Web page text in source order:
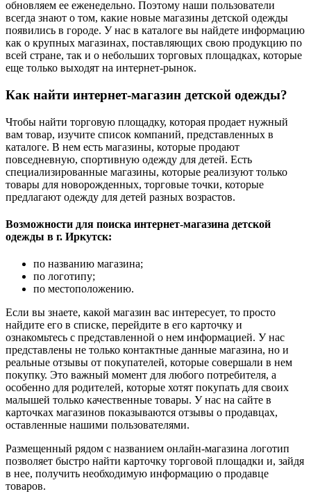
обновляем ее еженедельно. Поэтому наши пользователи
всегда знают о том, какие новые магазины детской одежды
появились в городе. У нас в каталоге вы найдете информацию
как о крупных магазинах, поставляющих свою продукцию по
всей стране, так и о небольших торговых площадках, которые
еще только выходят на интернет-рынок.
Как найти интернет-магазин детской одежды?
Чтобы найти торговую площадку, которая продает нужный
вам товар, изучите список компаний, представленных в
каталоге. В нем есть магазины, которые продают
повседневную, спортивную одежду для детей. Есть
специализированные магазины, которые реализуют только
товары для новорожденных, торговые точки, которые
предлагают одежду для детей разных возрастов.
Возможности для поиска интернет-магазина детской
одежды в г. Иркутск:
по названию магазина;
по логотипу;
по местоположению.
Если вы знаете, какой магазин вас интересует, то просто
найдите его в списке, перейдите в его карточку и
ознакомьтесь с представленной о нем информацией. У нас
представлены не только контактные данные магазина, но и
реальные отзывы от покупателей, которые совершали в нем
покупку. Это важный момент для любого потребителя, а
особенно для родителей, которые хотят покупать для своих
малышей только качественные товары. У нас на сайте в
карточках магазинов показываются отзывы о продавцах,
оставленные нашими пользователями.
Размещенный рядом с названием онлайн-магазина логотип
позволяет быстро найти карточку торговой площадки и, зайдя
в нее, получить необходимую информацию о продавце
товаров.